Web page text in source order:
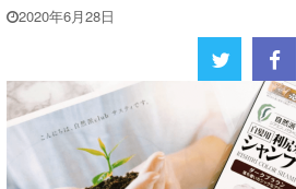
2020年6月28日